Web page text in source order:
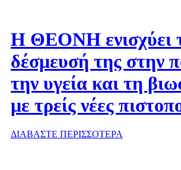
Η ΘΕΟΝΗ ενισχύει
δέσμευσή της στην
την υγεία και τη
με τρείς νέες
ΔΙΑΒΑΣΤΕ ΠΕΡΙΣΣΟΤΕΡΑ